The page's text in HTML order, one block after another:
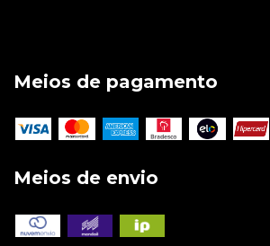
Meios de pagamento
Meios de envio